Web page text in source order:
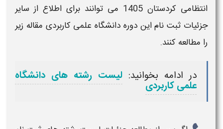
انتظامی کردستان
می توانند برای اطلاع از سایر
جزئیات ثبت نام این دوره دانشگاه علمی کاربردی مقاله زیر
را مطالعه کنند.
در ادامه بخوانید: لیست رشته های دانشگاه
علمی کاربردی